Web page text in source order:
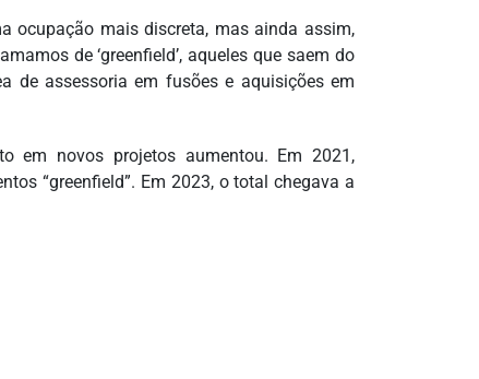
ocupação mais discreta, mas ainda assim,
de ‘greenfield’, aqueles que saem do
de assessoria em fusões e aquisições em
em novos projetos aumentou. Em 2021,
“greenfield”. Em 2023, o total chegava a